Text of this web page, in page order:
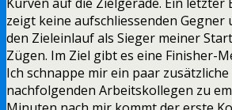
zeigt keine aufschliessenden Gegner
den Zieleinlauf als Sieger meiner
Zügen. Im Ziel gibt es eine Finisher-
Ich schnappe mir ein paar zusätzliche
nachfolgenden Arbeitskollegen zu